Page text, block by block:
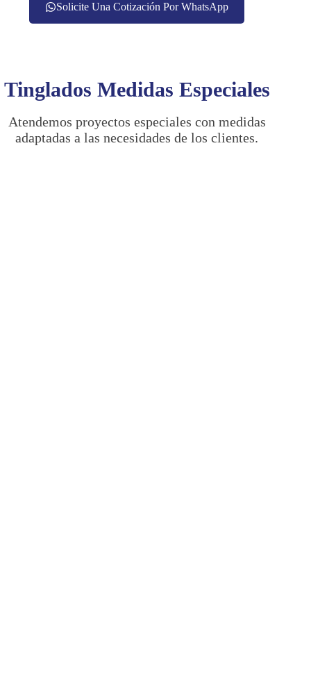
Solicite Una Cotización Por WhatsApp
Tinglados Medidas Especiales
Atendemos proyectos especiales con medidas
adaptadas a las necesidades de los clientes.